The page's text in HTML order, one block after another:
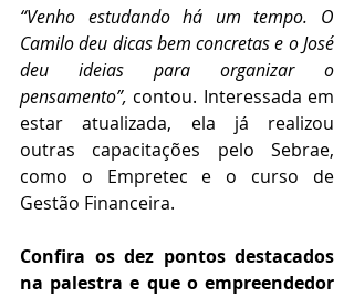
“Venho estudando há um tempo. O
Camilo deu dicas bem concretas e o José
deu ideias para organizar o
pensamento”, contou. Interessada em
estar atualizada, ela já realizou
outras capacitações pelo Sebrae,
como o Empretec e o curso de
Gestão Financeira.
Confira os dez pontos destacados
na palestra e que o empreendedor